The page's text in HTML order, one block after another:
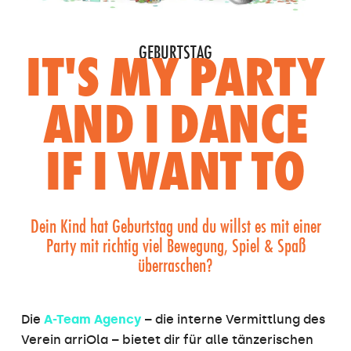
GEBURTSTAG
IT'S MY PARTY
AND I DANCE
IF I WANT TO
Dein Kind hat Geburtstag und du willst es mit einer
Party mit richtig viel Bewegung, Spiel & Spaß
überraschen?
Die A-Team Agency– die interne Vermittlung des
Verein arriOla – bietet dir für alle tänzerischen